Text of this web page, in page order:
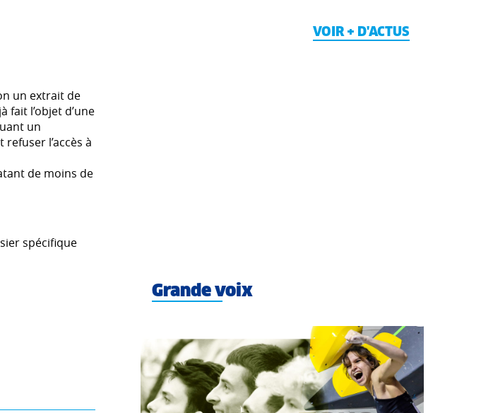
un extrait de
fait l’objet d’une
un
l’accès à
de moins de
spécifique
VOIR + D'ACTUS
Grande voix